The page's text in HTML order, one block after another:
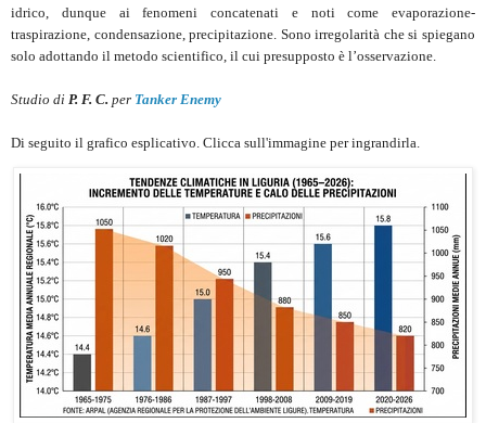
idrico, dunque ai fenomeni concatenati e noti come evaporazione-
traspirazione, condensazione, precipitazione. Sono irregolarità che si spiegano
solo adottando il metodo scientifico, il cui presupposto è l’osservazione.
Studio di P. F. C. per Tanker Enemy
Di seguito il grafico esplicativo. Clicca sull'immagine per ingrandirla.